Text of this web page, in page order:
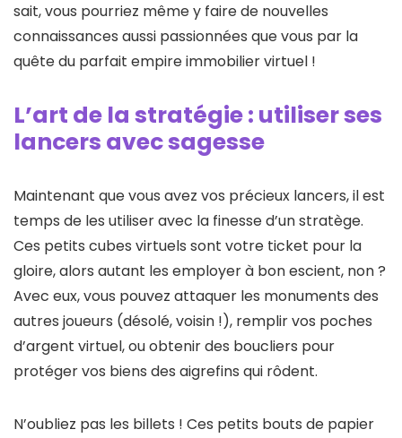
sait, vous pourriez même y faire de nouvelles
connaissances aussi passionnées que vous par la
quête du parfait empire immobilier virtuel !
L’art de la stratégie : utiliser ses
lancers avec sagesse
Maintenant que vous avez vos précieux lancers, il est
temps de les utiliser avec la finesse d’un stratège.
Ces petits cubes virtuels sont votre ticket pour la
gloire, alors autant les employer à bon escient, non ?
Avec eux, vous pouvez attaquer les monuments des
autres joueurs (désolé, voisin !), remplir vos poches
d’argent virtuel, ou obtenir des boucliers pour
protéger vos biens des aigrefins qui rôdent.
N’oubliez pas les billets ! Ces petits bouts de papier